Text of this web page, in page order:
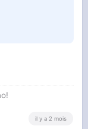
il y a 2 mois